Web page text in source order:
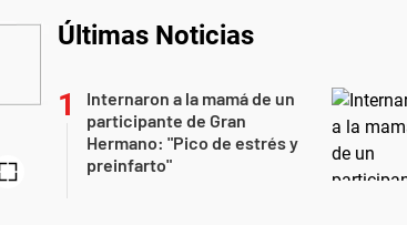
Últimas Noticias
Internaron a la mamá de un
participante de Gran
Hermano: "Pico de estrés y
preinfarto"